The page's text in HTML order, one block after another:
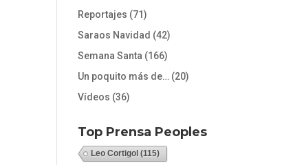
Reportajes (71)
Saraos Navidad (42)
Semana Santa (166)
Un poquito más de… (20)
Vídeos (36)
Top Prensa Peoples
Leo Cortigol (115)